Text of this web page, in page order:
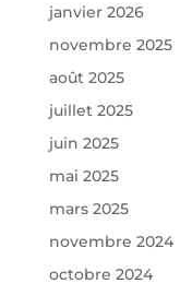
janvier 2026
novembre 2025
août 2025
juillet 2025
juin 2025
mai 2025
mars 2025
novembre 2024
octobre 2024